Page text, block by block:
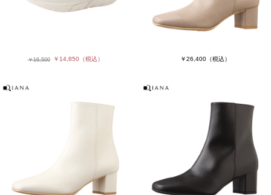
￥16,500 ￥14,850（税込） ￥26,400 （税込）